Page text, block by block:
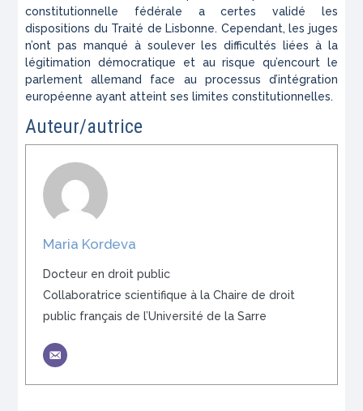
constitutionnelle fédérale a certes validé les
dispositions du Traité de Lisbonne. Cependant, les juges
n’ont pas manqué à soulever les difficultés liées à la
légitimation démocratique et au risque qu’encourt le
parlement allemand face au processus d’intégration
européenne ayant atteint ses limites constitutionnelles.
Auteur/autrice
Maria Kordeva
Docteur en droit public
Collaboratrice scientifique à la Chaire de droit
public français de l’Université de la Sarre